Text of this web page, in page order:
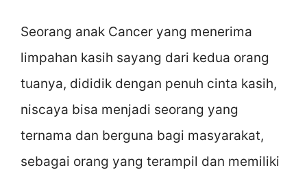
Seorang anak Cancer yang menerima
limpahan kasih sayang dari kedua orang
tuanya, dididik dengan penuh cinta kasih,
niscaya bisa menjadi seorang yang
ternama dan berguna bagi masyarakat,
sebagai orang yang terampil dan memiliki